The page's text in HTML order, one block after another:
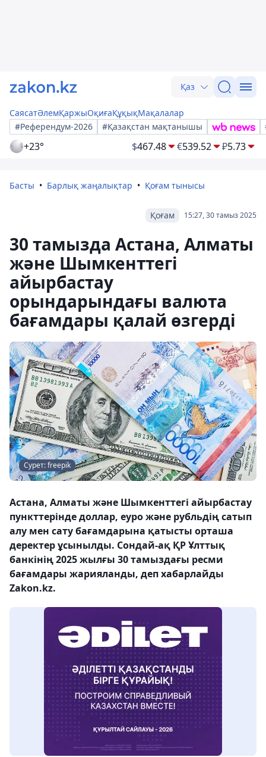
Қаз
СаясатӘлемҚаржыОқиғаҚұқықМақалалар
#Референдум-2026
#Қазақстан мақтанышы
+23° $467.48 €539.52 ₽5.73
Басты Барлық жаңалықтар Қоғам тынысы
15:27, 30 тамыз 2025
Қоғам
30 тамызда Астана, Алматы
және Шымкенттегі
айырбастау
орындарындағы валюта
бағамдары қалай өзгерді
Сурет: freepik
Астана, Алматы және Шымкенттегі айырбастау
пункттерінде доллар, еуро және рубльдің сатып
алу мен сату бағамдарына қатысты орташа
деректер ұсынылды. Сондай-ақ ҚР Ұлттық
банкінің 2025 жылғы 30 тамыздағы ресми
бағамдары жарияланды, деп хабарлайды
Zakon.kz.